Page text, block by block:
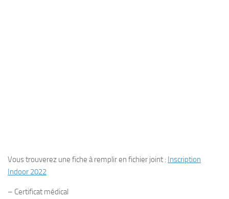
Vous trouverez une fiche à remplir en fichier joint : Inscription
Indoor 2022
– Certificat médical